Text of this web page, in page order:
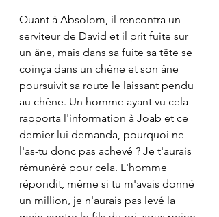
Quant à Absolom, il rencontra un
serviteur de David et il prit fuite sur
un âne, mais dans sa fuite sa tête se
coinça dans un chêne et son âne
poursuivit sa route le laissant pendu
au chêne. Un homme ayant vu cela
rapporta l'information à Joab et ce
dernier lui demanda, pourquoi ne
l'as-tu donc pas achevé ? Je t'aurais
rémunéré pour cela. L'homme
répondit, même si tu m'avais donné
un million, je n'aurais pas levé la